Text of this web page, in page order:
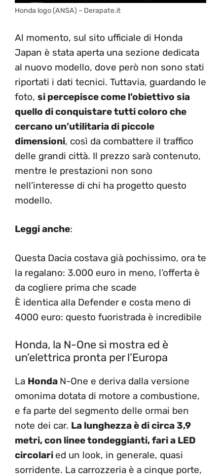
Honda logo (ANSA) – Derapate.it
Al momento, sul sito ufficiale di Honda
Japan è stata aperta una sezione dedicata
al nuovo modello, dove però non sono stati
riportati i dati tecnici. Tuttavia, guardando le
foto, si percepisce come l’obiettivo sia
quello di conquistare tutti coloro che
cercano un’utilitaria di piccole
dimensioni, così da combattere il traffico
delle grandi città. Il prezzo sarà contenuto,
mentre le prestazioni non sono
nell’interesse di chi ha progetto questo
modello.
Leggi anche:
Questa Dacia costava già pochissimo, ora te
la regalano: 3.000 euro in meno, l’offerta è
da cogliere prima che scade
È identica alla Defender e costa meno di
4000 euro: questo fuoristrada è incredibile
Honda, la N-One si mostra ed è
un’elettrica pronta per l’Europa
La Honda N-One e deriva dalla versione
omonima dotata di motore a combustione,
e fa parte del segmento delle ormai ben
note dei car. La lunghezza è di circa 3,9
metri, con linee tondeggianti, fari a LED
circolari ed un look, in generale, quasi
sorridente. La carrozzeria è a cinque porte,